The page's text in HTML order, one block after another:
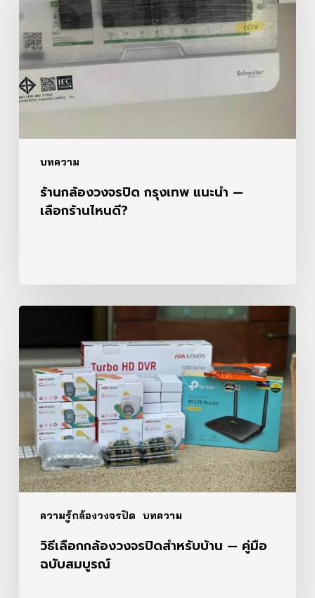
บทความ
กรุงเทพ
แนะนำ
—
เลือก
ร้าน
ไหน
ร้านกล้องวงจรปิด กรุงเทพ แนะนำ —
เลือกร้านไหนดี?
ความรู้กล้องวงจรปิด บทความ
วิธี
กล้อง
วงจรปิด
สำหรับ
บ้าน
คู่มือ
ฉบับ
สมบูรณ์
วิธีเลือกกล้องวงจรปิดสำหรับบ้าน — คู่มือ
ฉบับสมบูรณ์